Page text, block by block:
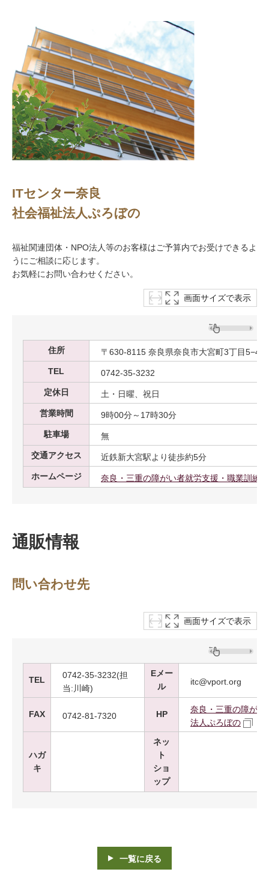
ITセンター奈良
社会福祉法人ぷろぼの
福祉関連団体・NPO法人等のお客様はご予算内でお受けできるよ
うにご相談に応じます。
お気軽にお問い合わせください。
画面サイズで表示
住所
〒630-8115 奈良県奈良市大宮町3丁目5−41
TEL
0742-35-3232
定休日
土・日曜、祝日
営業時間
9時00分～17時30分
駐車場
無
交通アクセス
近鉄新大宮駅より徒歩約5分
ホームページ
奈良・三重の障がい者就労支援・職業訓練
通販情報
問い合わせ先
画面サイズで表示
TEL
0742-35-3232(担
当:川崎)
Eメー
ル
itc@vport.org
FAX 0742-81-7320 HP
奈良・三重の障が
法人ぷろぼの
ハガ
キ
ネッ
ト
ショ
ップ
一覧に戻る